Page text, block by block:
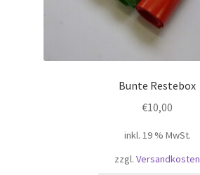
Bunte Restebox
€10,00
inkl. 19 % MwSt.
zzgl. Versandkosten